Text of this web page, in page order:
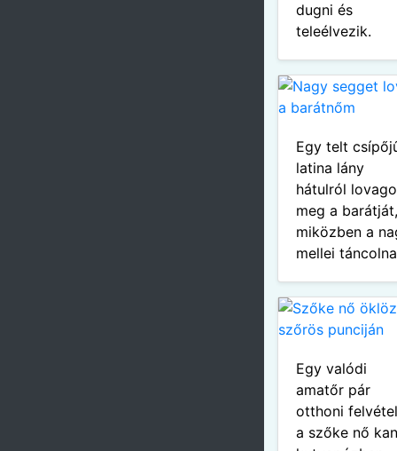
dugni és
teleélvezik.
Egy telt
latina lány
hátulról
meg a
miközben a
mellei
Egy valódi
amatőr pár
otthoni
a szőke nő